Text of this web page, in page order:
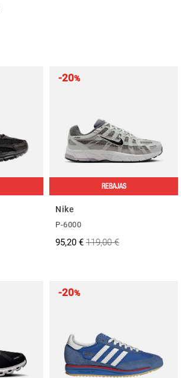
-20%
REBAJAS
Nike
P-6000
95,20 € 119,00 €
-20%